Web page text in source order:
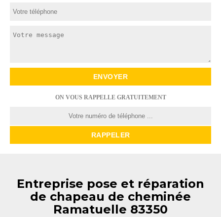
ON VOUS RAPPELLE GRATUITEMENT
Entreprise pose et réparation
de chapeau de cheminée
Ramatuelle 83350